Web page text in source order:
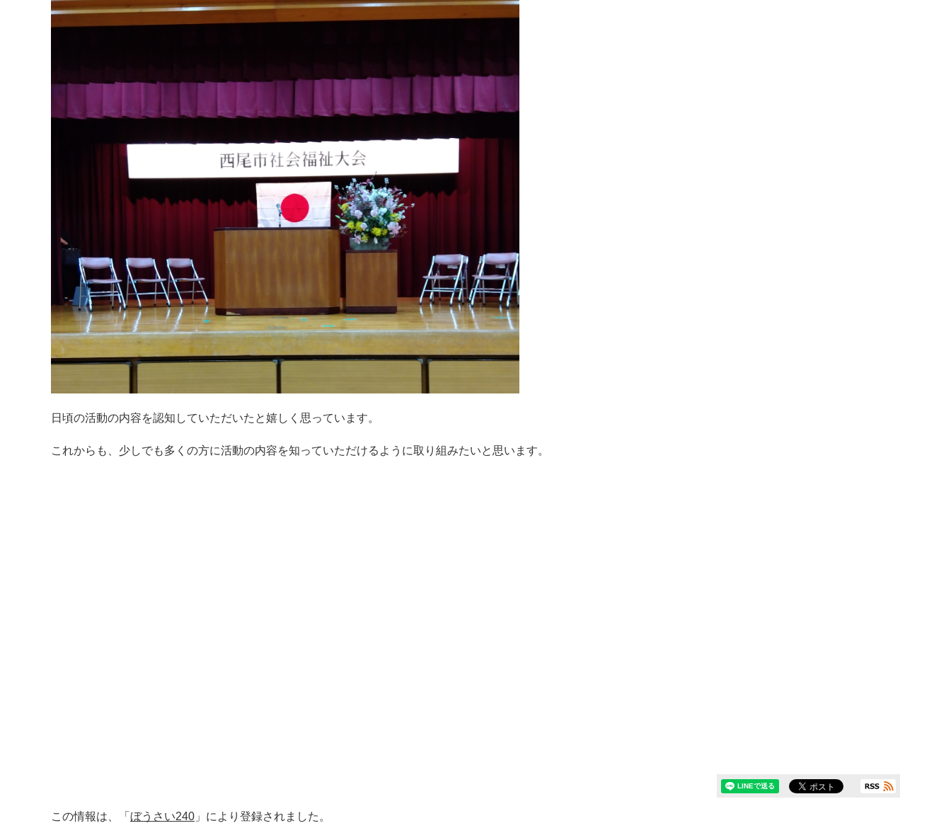
日頃の活動の内容を認知していただいたと嬉しく思っています。
これからも、少しでも多くの方に活動の内容を知っていただけるように取り組みたいと思います。
この情報は、「 ぼうさい240 」により登録されました。